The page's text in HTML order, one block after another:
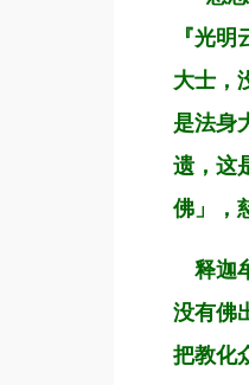
『光
大士，
是法身
遗，这
佛」，
释迦
没有佛
把教化